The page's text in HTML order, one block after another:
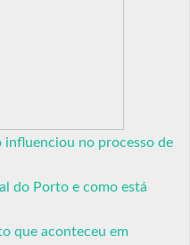
influenciou no processo de
do Porto e como está
que aconteceu em